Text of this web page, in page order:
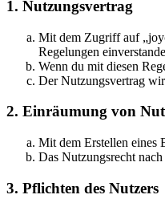
1. Nutzungsvertrag
Mit dem Zugriff auf
Regelungen
Wenn du mit diesen
Der Nutzungsvertrag
2. Einräumung von
Mit dem Erstellen eines
Das Nutzungsrecht
3. Pflichten des Nutzers